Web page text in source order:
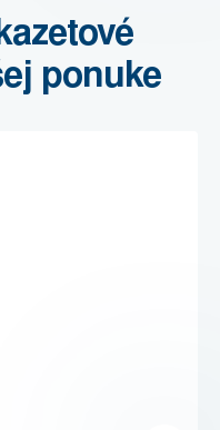
ponuke